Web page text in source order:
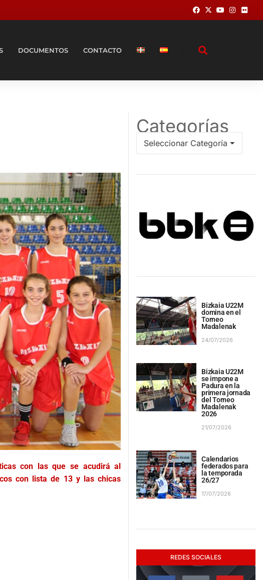
DOCUMENTOS CONTACTO
con las que se acudirá al
con lista de 13 y las chicas
Categorías
Bizkaia U22M
domina en el
Torneo
Madalenak
24/07/2026
Bizkaia U22M
se impone a
Padura en la
primera jornada
del Torneo
Madalenak
2026
21/07/2026
Calendarios
federados para
la temporada
26/27
17/07/2026
REDES SOCIALES